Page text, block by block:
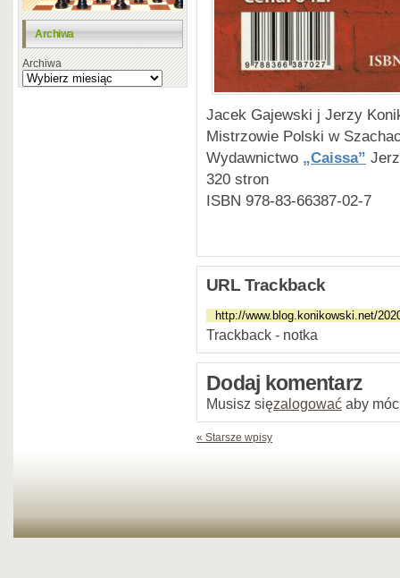
Archiwa
Archiwa
Jacek Gajewski j Jerzy
Mistrzowie Polski w
Wydawnictwo „Caissa”
320 stron
ISBN 978-83-66387-02-7
URL Trackback
Trackback - notka
Dodaj komentarz
Musisz sięzalogować aby
« Starsze wpisy